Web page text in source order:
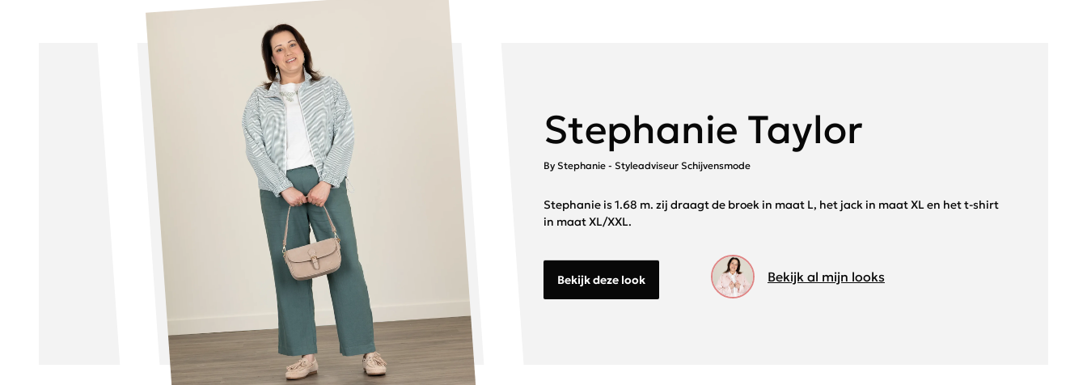
Stephanie Taylor
By Stephanie - Styleadviseur Schijvensmode
Stephanie is 1.68 m. zij draagt de broek in maat L, het jack in maat XL en het t-shirt
in maat XL/XXL.
Bekijk deze look Bekijk al mijn looks